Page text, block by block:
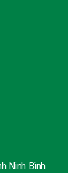
Ninh Bình